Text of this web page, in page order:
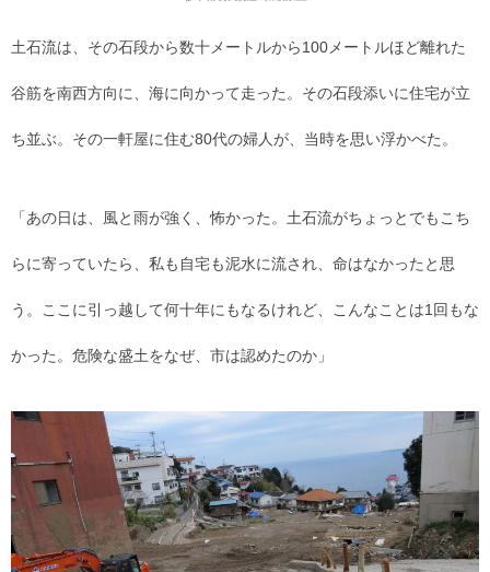
土石流は、その石段から数十メートルから100メートルほど離れた
谷筋を南西方向に、海に向かって走った。その石段添いに住宅が立
ち並ぶ。その一軒屋に住む80代の婦人が、当時を思い浮かべた。
「あの日は、風と雨が強く、怖かった。土石流がちょっとでもこち
らに寄っていたら、私も自宅も泥水に流され、命はなかったと思
う。ここに引っ越して何十年にもなるけれど、こんなことは1回もな
かった。危険な盛土をなぜ、市は認めたのか」